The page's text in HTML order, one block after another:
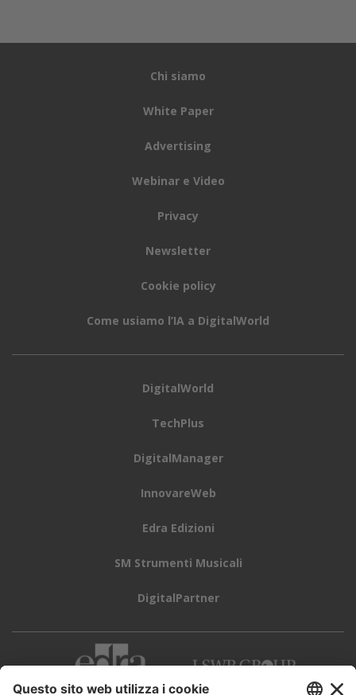
Chi siamo
White Paper
Advertising
Webinar e Video
Privacy
Newsletter
Cookie policy
Come usiamo l’IA a DigitalWorld
DigitalWorld
TechPlus
DigitalManager
InnovareWeb
Edra Edizioni
SM Strumenti Musicali
DigitalPartner